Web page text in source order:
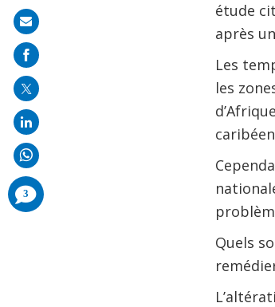
étude
après
Les
les
Quels
Share
on
mail
3
comments
added